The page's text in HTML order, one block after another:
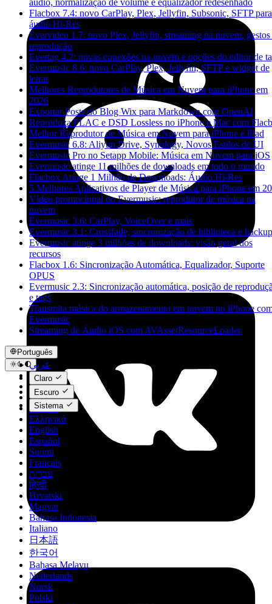
áudio, normalização de volume e equalizador redesenhado
Flacbox 7.4: novo CarPlay, Plex, Jellyfin, Subsonic, SFTP para
áudio Hi-Res
Evervideo 1.7: novo Plex, Jellyfin, streaming na nuvem, gestos
reprodução
Evertag 4.2: novas conexões na nuvem e opções do editor de
Evermusic 8.6: novo CarPlay, Plex, Jellyfin, SFTP e widget de
letras
Melhores Reprodutores de Música em Nuvem para iPhone em
2026
Exportar Posts do Blog Wix para Markdown com OpenAI
Reproduza FLAC e DSD Lossless no iPhone e Mac com
Melhor Reprodutor de Música em Nuvem para iPhone e iPad
Evermusic 6.8: Aliyun Drive, Synology, Novos Estilos de UI
Evermusic Pro no Setapp Mobile: Música em Nuvem para iOS
Evermusic atinge 11 milhões de downloads em todo o mundo
Flacbox Atinge 1 Milhão de Downloads: Áudio Hi-Res
5 Melhores Aplicativos de Player de Música para iPhone em
Vídeo promocional do Evermusic: reprodutor de música na
nuvem
Evermusic 3.6: CarPlay, VoiceOver e mais
Evermusic 3.1: Crossfade, sincronização de biblioteca e backup
Evermusic atinge 3 milhões de downloads: visão geral dos
recursos
Flacbox 1.6: Sincronização Automática, Equalizador, Suporte
OPUS
Evermusic 2.3: Sincronização automática, posição de
e tags
Transmita música do armazenamento em nuvem no iPhone
Evermusic
Streaming de Áudio iOS com AVAssetResourceLoader
Português
عربي
Català
Čeština
Dansk
Deutsch
Ελληνικά
English
Español
Suomi
Français
עברית
हिन्दी
Hrvatski
Magyar
Bahasa Indonesia
Italiano
日本語
한국어
Bahasa Melayu
Nederlands
Norsk
Polski
Claro
Escuro
Sistema